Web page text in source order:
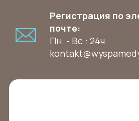
Регистрация по
почте:
Пн. - Вс.: 24ч